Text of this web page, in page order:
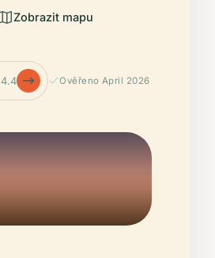
Zobrazit mapu
4.4 Ověřeno April 2026